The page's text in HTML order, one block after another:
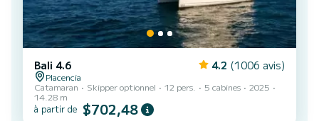
Bali 4.6 4.2 (1006 avis)
Placencia
Catamaran
Skipper optionnel 12 pers. 5 cabines
2025
14.28 m
à partir de $702,48